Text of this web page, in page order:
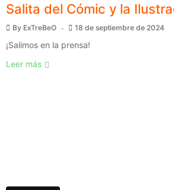
Salita del Cómic y la
By ExTreBeO 18 de septiembre de 2024
¡Salimos en la prensa!
Leer más